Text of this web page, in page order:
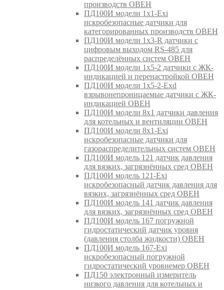
производств ОВЕН
ПД100И модели 1х1-Exi
искробезопасные датчики для
категорированных производств ОВЕН
ПД100И модели 1х3-R датчики с
цифровым выходом RS-485 для
распределённых систем ОВЕН
ПД100И модели 1х5-2 датчики с ЖК-
индикацией и перенастройкой ОВЕН
ПД100И модели 1х5-2-Exd
взрывонепроницаемые датчики с ЖК-
индикацией ОВЕН
ПД100И модели 8х1 датчики давления
для котельных и вентиляции ОВЕН
ПД100И модели 8х1-Exi
искробезопасные датчики для
газораспределительных систем ОВЕН
ПД100И модель 121 датчик давления
для вязких, загрязнённых сред ОВЕН
ПД100И модель 121-Exi
искробезопасный датчик давления для
вязких, загрязнённых сред ОВЕН
ПД100И модель 141 датчик давления
для вязких, загрязнённых сред ОВЕН
ПД100И модель 167 погружной
гидростатический датчик уровня
(давления столба жидкости) ОВЕН
ПД100И модель 167-Exi
искробезопасный погружной
гидростатический уровнемер ОВЕН
ПД150 электронный измеритель
низкого давления для котельных и